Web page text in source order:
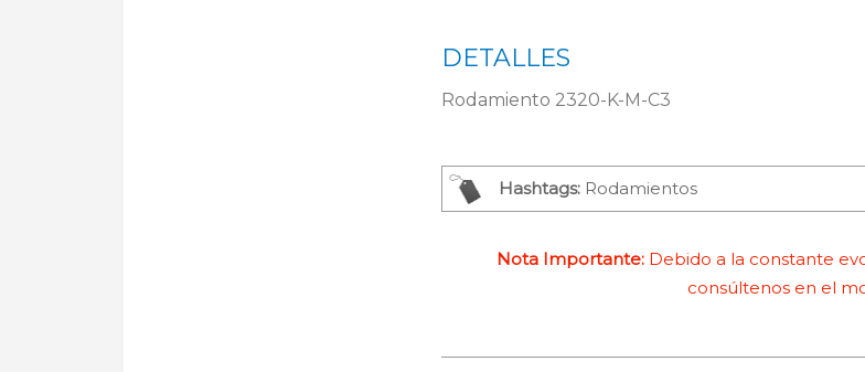
DETALLES
Rodamiento 2320-K-M-C3
Hashtags: Rodamientos
Nota Importante: Debido a la constante
consúltenos en el